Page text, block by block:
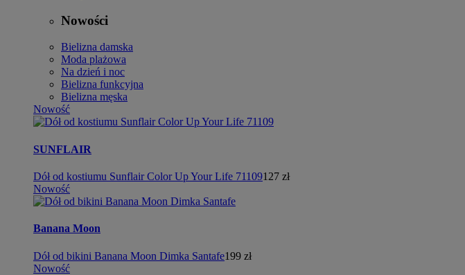
Nowości
Bielizna damska
Moda plażowa
Na dzień i noc
Bielizna funkcyjna
Bielizna męska
Nowość
SUNFLAIR
Dół od kostiumu Sunflair Color Up Your Life 71109127 zł
Nowość
Banana Moon
Dół od bikini Banana Moon Dimka Santafe199 zł
Nowość